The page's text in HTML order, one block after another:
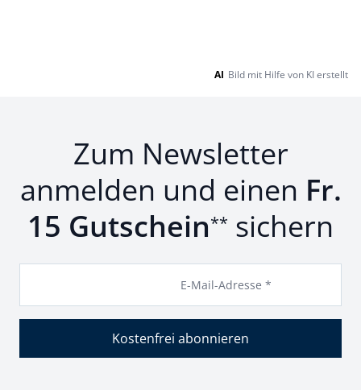
AI Bild mit Hilfe von KI erstellt
Zum Newsletter
anmelden und einen Fr.
15 Gutschein** sichern
E-Mail-Adresse *
Kostenfrei abonnieren